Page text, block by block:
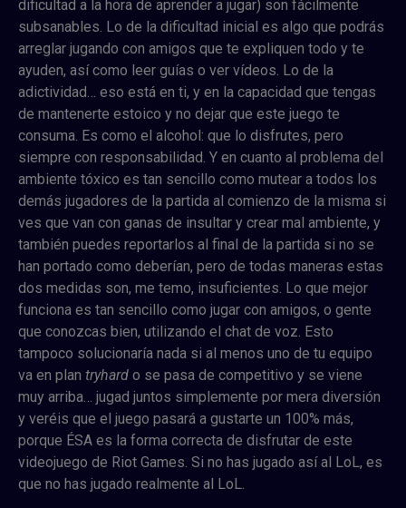
dificultad a la hora de aprender a jugar) son fácilmente
subsanables. Lo de la dificultad inicial es algo que podrás
arreglar jugando con amigos que te expliquen todo y te
ayuden, así como leer guías o ver vídeos. Lo de la
adictividad… eso está en ti, y en la capacidad que tengas
de mantenerte estoico y no dejar que este juego te
consuma. Es como el alcohol: que lo disfrutes, pero
siempre con responsabilidad. Y en cuanto al problema del
ambiente tóxico es tan sencillo como mutear a todos los
demás jugadores de la partida al comienzo de la misma si
ves que van con ganas de insultar y crear mal ambiente, y
también puedes reportarlos al final de la partida si no se
han portado como deberían, pero de todas maneras estas
dos medidas son, me temo, insuficientes. Lo que mejor
funciona es tan sencillo como jugar con amigos, o gente
que conozcas bien, utilizando el chat de voz. Esto
tampoco solucionaría nada si al menos uno de tu equipo
va en plan tryhard o se pasa de competitivo y se viene
muy arriba… jugad juntos simplemente por mera diversión
y veréis que el juego pasará a gustarte un 100% más,
porque ÉSA es la forma correcta de disfrutar de este
videojuego de Riot Games. Si no has jugado así al LoL, es
que no has jugado realmente al LoL.